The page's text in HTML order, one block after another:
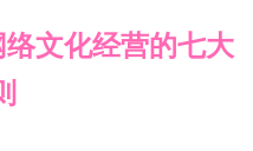
文化经营的七大